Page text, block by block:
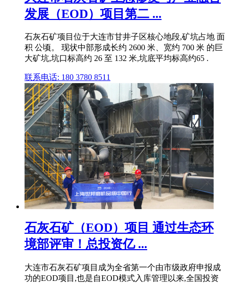
发展（EOD）项目第二 ...
石灰石矿项目位于大连市甘井子区核心地段,矿坑占地 面
积 公顷。 现状中部形成长约 2600 米、宽约 700 米 的巨
大矿坑,坑口标高约 26 至 132 米,坑底平均标高约65 .
联系电话: 180 3780 8511
石灰石矿（EOD）项目 通过生态环
境部评审！总投资亿 ...
大连市石灰石矿项目成为全省第一个由市级政府申报成
功的EOD项目,也是自EOD模式入库管理以来,全国投资